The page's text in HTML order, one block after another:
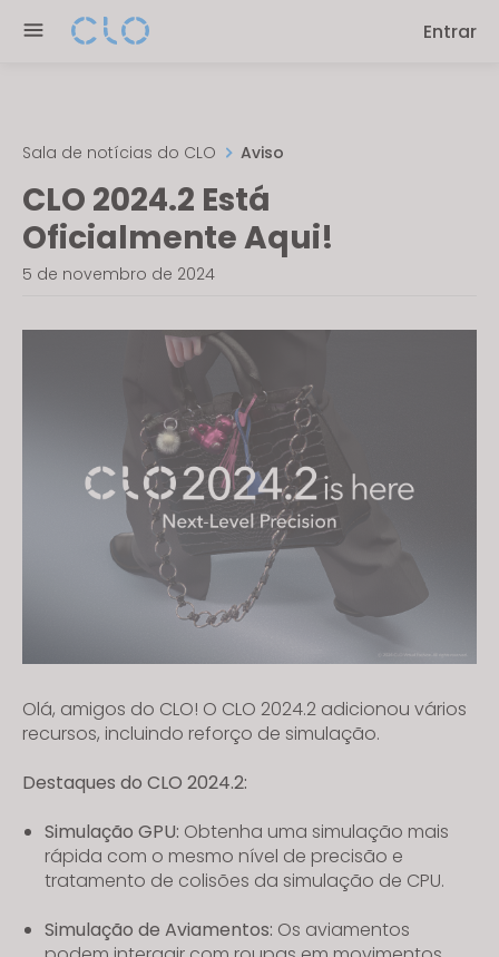
note:
accessibility
system.
Entrar
Sala de notícias do CLO Aviso
CLO 2024.2 Está
Oficialmente Aqui!
5 de novembro de 2024
Olá, amigos do CLO! O CLO 2024.2 adicionou vários
recursos, incluindo reforço de simulação.
Destaques do CLO 2024.2:
Simulação GPU: Obtenha uma simulação mais
rápida com o mesmo nível de precisão e
tratamento de colisões da simulação de CPU.
Simulação de Aviamentos: Os aviamentos